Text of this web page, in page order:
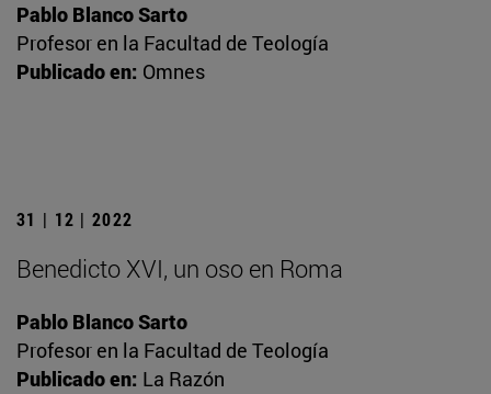
Pablo Blanco Sarto
Profesor en la Facultad de Teología
Publicado en: Omnes
31 | 12 | 2022
Benedicto XVI, un oso en Roma
Pablo Blanco Sarto
Profesor en la Facultad de Teología
Publicado en: La Razón